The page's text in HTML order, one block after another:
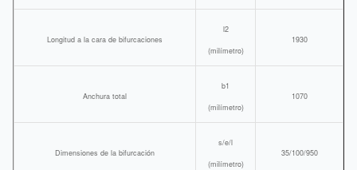
Longitud a la cara de bifurcaciones
l2
(milímetro)
1930
Anchura total
b1
(milímetro)
1070
Dimensiones de la bifurcación
s/e/l
(milímetro)
35/100/950